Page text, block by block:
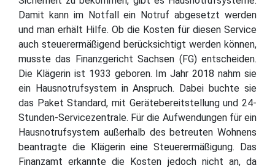
Damit kann im Notfall ein Notruf abgesetzt werden
und man erhält Hilfe. Ob die Kosten für diesen Service
auch steuerermäßigend berücksichtigt werden können,
musste das Finanzgericht Sachsen (FG) entscheiden.
Die Klägerin ist 1933 geboren. Im Jahr 2018 nahm sie
ein Hausnotrufsystem in Anspruch. Dabei buchte sie
das Paket Standard, mit Gerätebereitstellung und 24-
Stunden-Servicezentrale. Für die Aufwendungen für ein
Hausnotrufsystem außerhalb des betreuten Wohnens
beantragte die Klägerin eine Steuerermäßigung. Das
Finanzamt erkannte die Kosten jedoch nicht an, da